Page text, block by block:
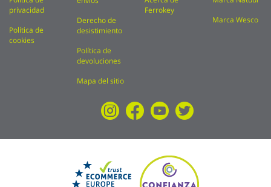
privacidad
Política de
cookies
Derecho de
desistimiento
Política de
devoluciones
Mapa del sitio
Ferrokey
Marca Wesco